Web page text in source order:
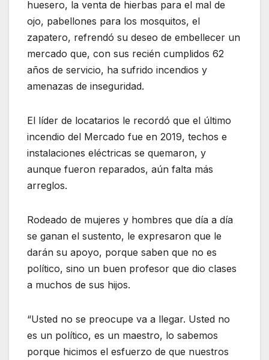
huesero, la venta de hierbas para el mal de
ojo, pabellones para los mosquitos, el
zapatero, refrendó su deseo de embellecer un
mercado que, con sus recién cumplidos 62
años de servicio, ha sufrido incendios y
amenazas de inseguridad.
El líder de locatarios le recordó que el último
incendio del Mercado fue en 2019, techos e
instalaciones eléctricas se quemaron, y
aunque fueron reparados, aún falta más
arreglos.
Rodeado de mujeres y hombres que día a día
se ganan el sustento, le expresaron que le
darán su apoyo, porque saben que no es
político, sino un buen profesor que dio clases
a muchos de sus hijos.
“Usted no se preocupe va a llegar. Usted no
es un político, es un maestro, lo sabemos
porque hicimos el esfuerzo de que nuestros